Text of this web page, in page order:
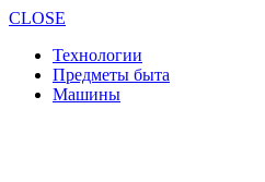
CLOSE
Технологии
Предметы быта
Машины